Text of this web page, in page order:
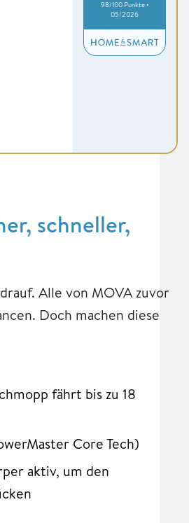
98/100 Punkte •
05/2026
schneller,
Alle von MOVA zuvor
Doch machen diese
fährt bis zu 18
Core Tech)
aktiv, um den